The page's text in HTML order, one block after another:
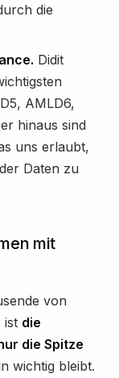
die
Didit
AMLD6,
hinaus sind
uns erlaubt,
Daten zu
mit
von
ist die
die Spitze
wichtig bleibt.